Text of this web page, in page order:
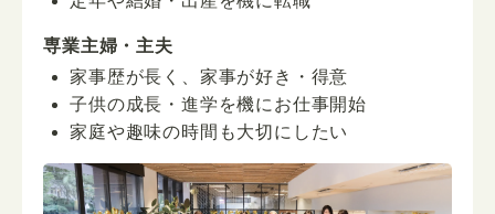
専業主婦・主夫
家事歴が長く、家事が好き・得意
子供の成長・進学を機にお仕事開始
家庭や趣味の時間も大切にしたい